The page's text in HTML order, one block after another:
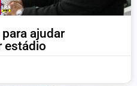
ajudar
estádio